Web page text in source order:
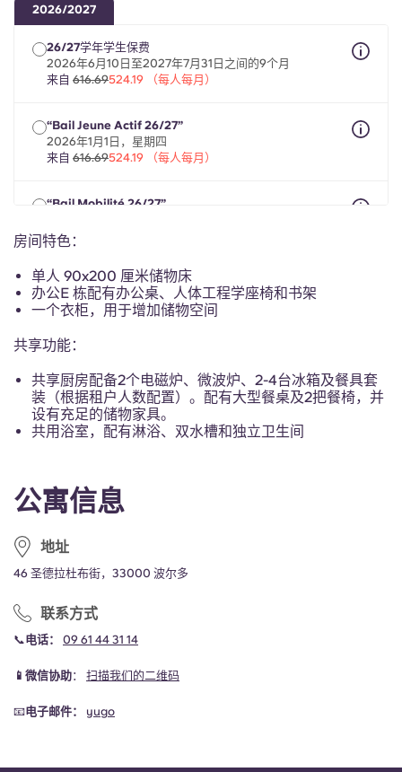
French
Portuguese
公寓信息
地址
46 圣德拉杜布街，33000 波尔多
联系方式
📞电话： 09 61 44 31 14
📱微信协助： 扫描我们的二维码
📧电子邮件： yugo
2026/2027
26/27学年学生保费
2026年6月10日至2027年7月31日之间的9个月
来自 616.69524.19 （每人每月）
“Bail Jeune Actif 26/27”
2026年1月1日，星期四
来自 616.69524.19 （每人每月）
“Bail Mobilité 26/27”
来自 616.69
房间特色：
单人 90x200 厘米储物床
办公E 栋配有办公桌、人体工程学座椅和书架
一个衣柜，用于增加储物空间
共享功能：
共享厨房配备2个电磁炉、微波炉、2-4台冰箱及餐具套
装（根据租户人数配置）。配有大型餐桌及2把餐椅，并
设有充足的储物家具。
共用浴室，配有淋浴、双水槽和独立卫生间